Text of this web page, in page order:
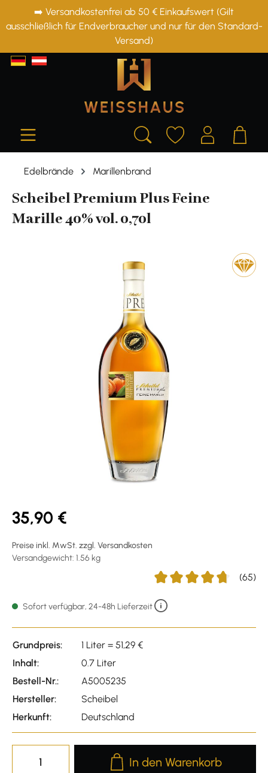
springen
➡️ Versandkostenfrei ab 50 € Einkaufswert (Gilt
ausschließlich für Endverbraucher und nur für den Standard-
Versand)
Edelbrände Marillenbrand
Scheibel Premium Plus Feine
Marille 40% vol. 0,70l
35,90 €
Preise inkl. MwSt. zzgl. Versandkosten
Versandgewicht: 1.56 kg
(65)
Sofort verfügbar, 24-48h Lieferzeit
Grundpreis:
1 Liter = 51,29 €
Inhalt:
0.7 Liter
Bestell-Nr.:
A5005235
Hersteller:
Scheibel
Herkunft:
Deutschland
Produkt Anzahl: Gib den
In den Warenkorb